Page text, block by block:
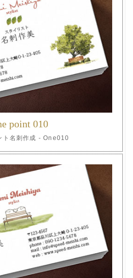
point 010
ト名刺作成 - One010